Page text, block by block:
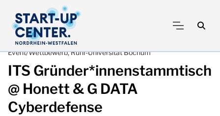
Event/Wettbewerb, Ruhr-Universität Bochum
ITS Gründer*innenstammtisch
@ Honett & G DATA
Cyberdefense